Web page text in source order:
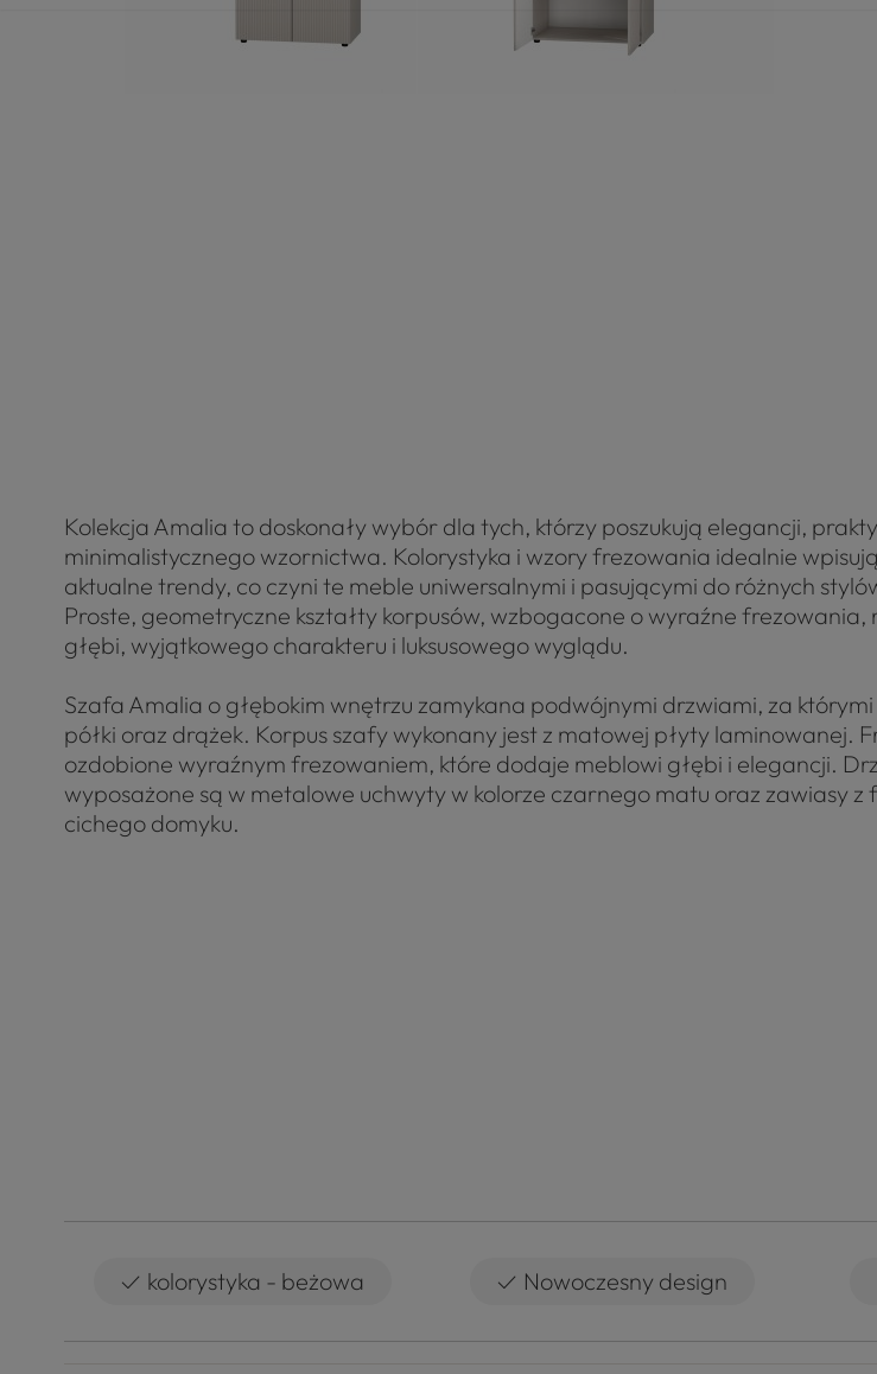
Kolekcja Amalia to doskonały wybór dla tych, którzy poszukują elegancji,
minimalistycznego wzornictwa. Kolorystyka i wzory frezowania idealnie
aktualne trendy, co czyni te meble uniwersalnymi i pasującymi do różnych
Proste, geometryczne kształty korpusów, wzbogacone o wyraźne frezowania,
głębi, wyjątkowego charakteru i luksusowego wyglądu.
Szafa Amalia o głębokim wnętrzu zamykana podwójnymi drzwiami, za
półki oraz drążek. Korpus szafy wykonany jest z matowej płyty laminowanej.
ozdobione wyraźnym frezowaniem, które dodaje meblowi głębi i elegancji.
wyposażone są w metalowe uchwyty w kolorze czarnego matu oraz zawiasy z
cichego domyku.
✓ kolorystyka - beżowa ✓ Nowoczesny design